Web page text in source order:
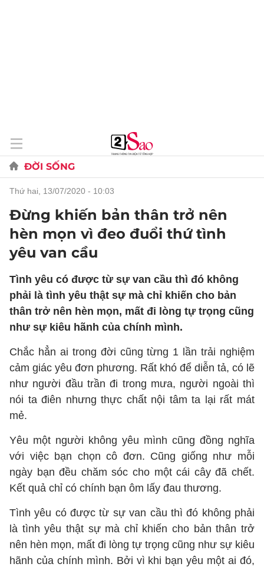
ĐỜI SỐNG
thứ hai, 13/07/2020 - 10:03
Đừng khiến bản thân trở nên
hèn mọn vì đeo đuổi thứ tình
yêu van cầu
Tình yêu có được từ sự van cầu thì đó không
phải là tình yêu thật sự mà chỉ khiến cho bản
thân trở nên hèn mọn, mất đi lòng tự trọng cũng
như sự kiêu hãnh của chính mình.
Chắc hẳn ai trong đời cũng từng 1 lần trải nghiệm
cảm giác yêu đơn phương. Rất khó để diễn tả, có lẽ
như người đầu trần đi trong mưa, người ngoài thì
nói ta điên nhưng thực chất nội tâm ta lại rất mát
mẻ.
Yêu một người không yêu mình cũng đồng nghĩa
với việc bạn chọn cô đơn. Cũng giống như mỗi
ngày bạn đều chăm sóc cho một cái cây đã chết.
Kết quả chỉ có chính bạn ôm lấy đau thương.
Tình yêu có được từ sự van cầu thì đó không phải
là tình yêu thật sự mà chỉ khiến cho bản thân trở
nên hèn mọn, mất đi lòng tự trọng cũng như sự kiêu
hãnh của chính mình. Bởi vì khi bạn yêu một ai đó,